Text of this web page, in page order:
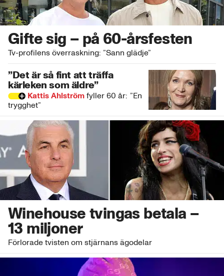
Gifte sig – på 60-årsfesten
Tv-profilens överraskning: ”Sann glädje”
”Det är så fint att träffa
kärleken som äldre”
Kattis Ahlström fyller 60 år: ”En
trygghet”
Winehouse tvingas betala –
13 miljoner
Förlorade tvisten om stjärnans ägodelar